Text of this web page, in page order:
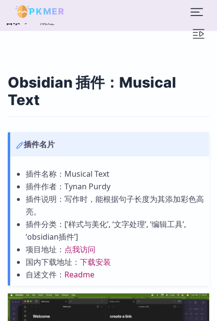
PKMER
目录 概述
Obsidian 插件：Musical
Text
插件名片
插件名称：Musical Text
插件作者：Tynan Purdy
插件说明：写作时，能根据句子长度为其添加彩色高
亮。
插件分类：[‘样式与美化’, ‘文字处理’, ‘编辑工具’,
‘obsidian插件’]
项目地址： 点我访问
国内下载地址： 下载安装
自述文件： Readme